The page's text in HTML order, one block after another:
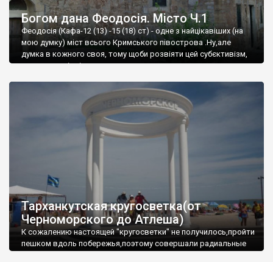
Богом дана Феодосія. Місто Ч.1
Феодосія (Кафа-12 (13) -15 (18) ст) - одне з найцікавіших (на
мою думку) міст всього Кримського півострова .Ну,але
думка в кожного своя, тому щоби розвіяти цей субєктивізм,
запрошую відвідати це
Тарханкутская кругосветка(от
Черноморского до Атлеша)
К сожалению настоящей "кругосветки" не получилось,пройти
пешком вдоль побережья,поэтому совершали радиальные